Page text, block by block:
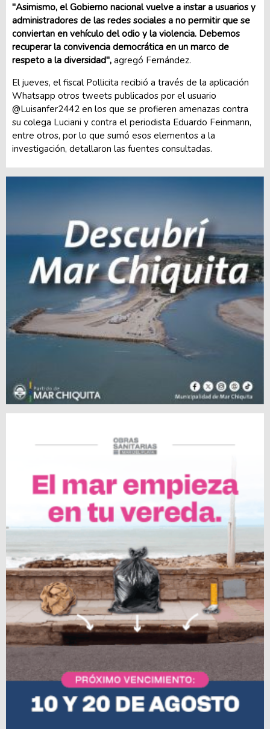
"Asimismo, el Gobierno nacional vuelve a instar a usuarios y
administradores de las redes sociales a no permitir que se
conviertan en vehículo del odio y la violencia. Debemos
recuperar la convivencia democrática en un marco de
respeto a la diversidad", agregó Fernández.
El jueves, el fiscal Pollicita recibió a través de la aplicación
Whatsapp otros tweets publicados por el usuario
@Luisanfer2442 en los que se profieren amenazas contra
su colega Luciani y contra el periodista Eduardo Feinmann,
entre otros, por lo que sumó esos elementos a la
investigación, detallaron las fuentes consultadas.